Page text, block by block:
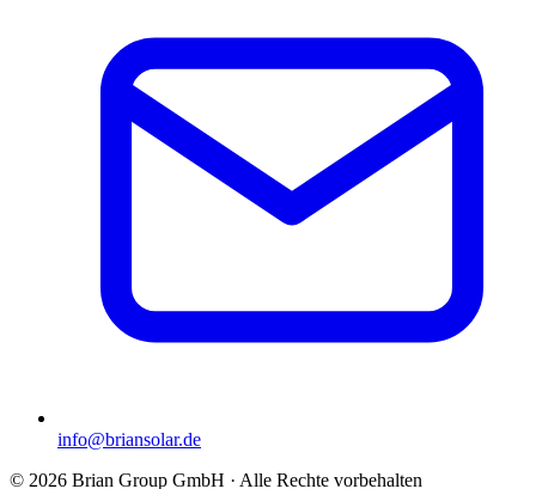
info@briansolar.de
© 2026 Brian Group GmbH · Alle Rechte vorbehalten